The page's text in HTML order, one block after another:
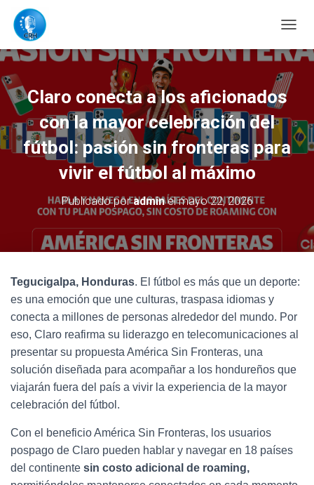
A
M
B
I
R
M
O
D
C
Ó
Claro conecta a los aficionados
con la mayor celebración del
fútbol: pasión sin fronteras para
vivir el fútbol al máximo
Publicado poradminelmayo 22, 2026
Tegucigalpa, Honduras. El fútbol es más que un deporte:
es una emoción que une culturas, traspasa idiomas y
conecta a millones de personas alrededor del mundo. Por
eso, Claro reafirma su liderazgo en telecomunicaciones al
presentar su propuesta América Sin Fronteras, una
solución diseñada para acompañar a los hondureños que
viajarán fuera del país a vivir la experiencia de la mayor
celebración del fútbol.
Con el beneficio América Sin Fronteras, los usuarios
pospago de Claro pueden hablar y navegar en 18 países
del continente sin costo adicional de roaming,